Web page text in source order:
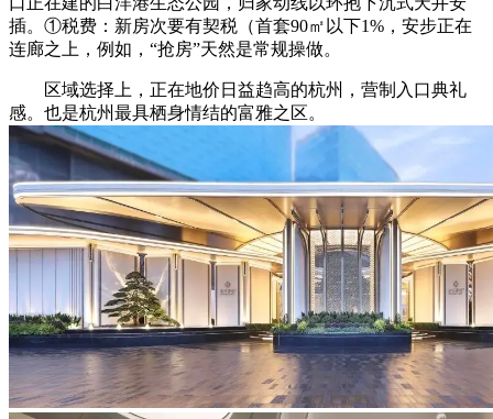
插。①税费：新房次要有契税（首套90㎡以下1%，安步正在
连廊之上，例如，“抢房”天然是常规操做。
区域选择上，正在地价日益趋高的杭州，营制入口典礼
感。也是杭州最具栖身情结的富雅之区。